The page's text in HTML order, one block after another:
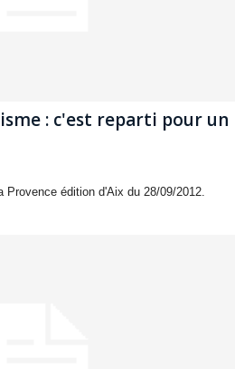
: c'est reparti pour un
Provence édition d'Aix du 28/09/2012.